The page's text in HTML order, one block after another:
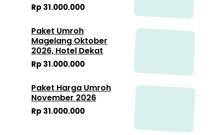
Rp 31.000.000
Paket Umroh
Magelang Oktober
2026, Hotel Dekat
Rp 31.000.000
Paket Harga Umroh
November 2026
Rp 31.000.000